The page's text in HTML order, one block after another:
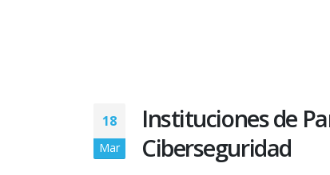
18
Mar
Instituciones de
Ciberseguridad